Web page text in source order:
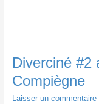
Diverciné #2
Compiègne
Laisser un commentaire